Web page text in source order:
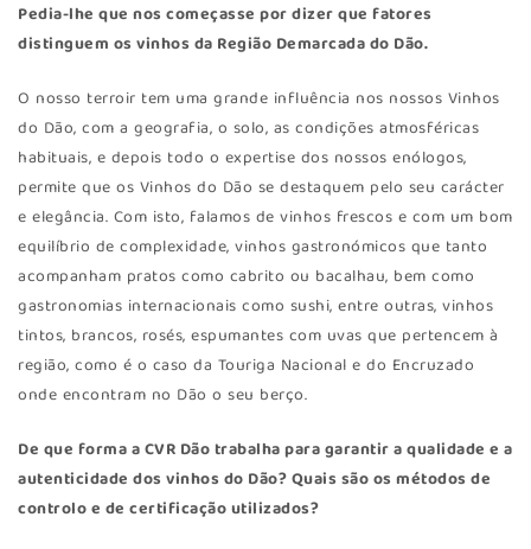
Pedia-lhe que nos começasse por dizer que fatores
distinguem os vinhos da Região Demarcada do Dão.
O nosso terroir tem uma grande influência nos nossos Vinhos
do Dão, com a geografia, o solo, as condições atmosféricas
habituais, e depois todo o expertise dos nossos enólogos,
permite que os Vinhos do Dão se destaquem pelo seu carácter
e elegância. Com isto, falamos de vinhos frescos e com um bom
equilíbrio de complexidade, vinhos gastronómicos que tanto
acompanham pratos como cabrito ou bacalhau, bem como
gastronomias internacionais como sushi, entre outras, vinhos
tintos, brancos, rosés, espumantes com uvas que pertencem à
região, como é o caso da Touriga Nacional e do Encruzado
onde encontram no Dão o seu berço.
De que forma a CVR Dão trabalha para garantir a qualidade e a
autenticidade dos vinhos do Dão? Quais são os métodos de
controlo e de certificação utilizados?